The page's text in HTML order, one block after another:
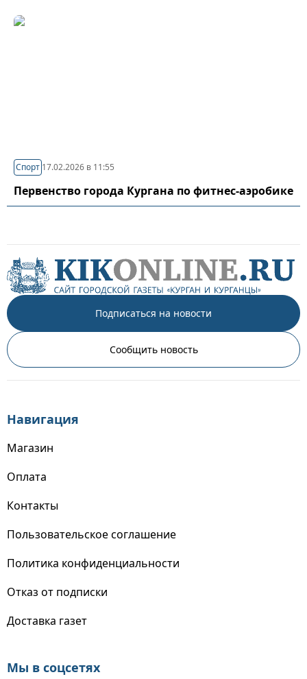
Спорт 17.02.2026 в 11:55
Первенство города Кургана по фитнес-аэробике
Подписаться на новости
Сообщить новость
Навигация
Магазин
Оплата
Контакты
Пользовательское соглашение
Политика конфиденциальности
Отказ от подписки
Доставка газет
Мы в соцсетях